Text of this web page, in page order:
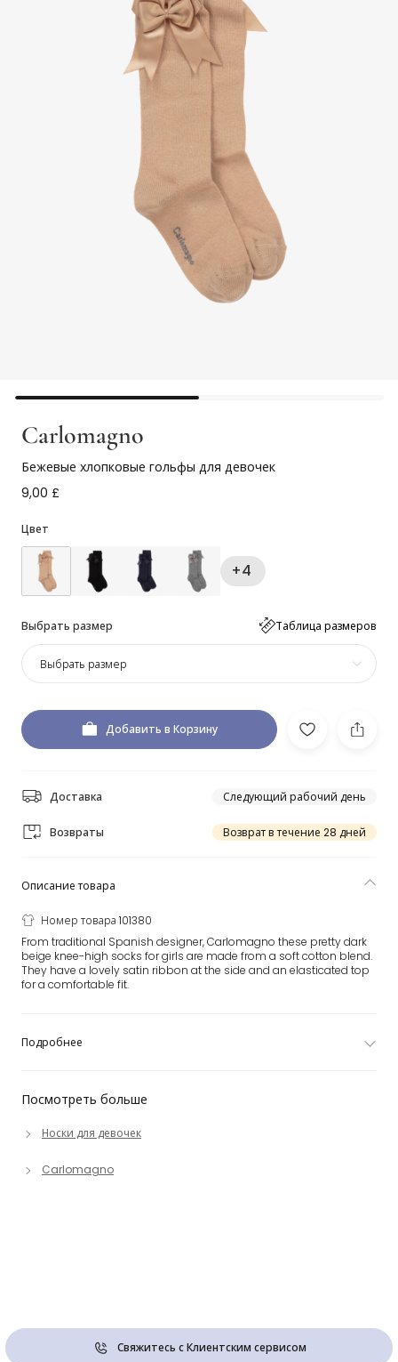
Carlomagno
Бежевые хлопковые гольфы для девочек
9,00 £
Цвет
+4
Выбрать размер Таблица размеров
Выбрать размер
Добавить в Корзину
Доставка Следующий рабочий день
Возвраты Возврат в течение 28 дней
Посмотреть больше
Носки для девочек
Carlomagno
Описание товара
Номер товара 101380
From traditional Spanish designer, Carlomagno these pretty dark
beige knee-high socks for girls are made from a soft cotton blend.
They have a lovely satin ribbon at the side and an elasticated top
for a comfortable fit.
Подробнее
Свяжитесь с Клиентским сервисом